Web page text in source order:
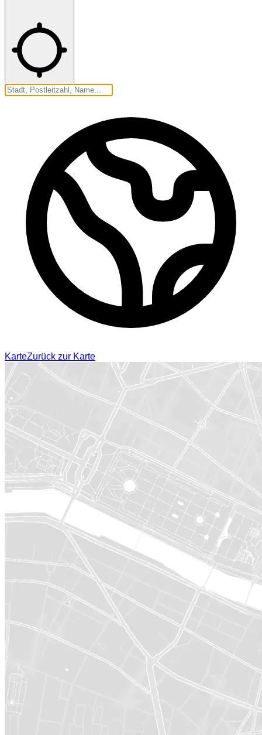
KarteZurück zur Karte